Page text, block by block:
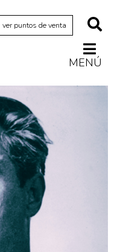
ver puntos de venta
MENÚ